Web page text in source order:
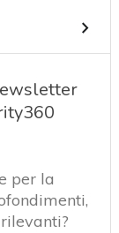
per la